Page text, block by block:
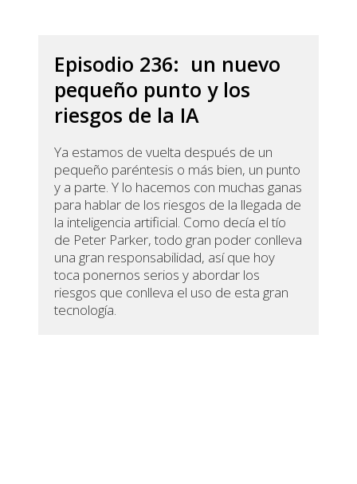
Episodio 236: un nuevo
pequeño punto y los
riesgos de la IA
Ya estamos de vuelta después de un
pequeño paréntesis o más bien, un punto
y a parte. Y lo hacemos con muchas ganas
para hablar de los riesgos de la llegada de
la inteligencia artificial. Como decía el tío
de Peter Parker, todo gran poder conlleva
una gran responsabilidad, así que hoy
toca ponernos serios y abordar los
riesgos que conlleva el uso de esta gran
tecnología.